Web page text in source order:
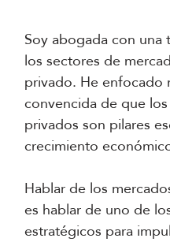
Soy abogada con una
los sectores de
privado. He enfocado
convencida de que
privados son pilares
crecimiento
Hablar de los
es hablar de uno de
estratégicos para